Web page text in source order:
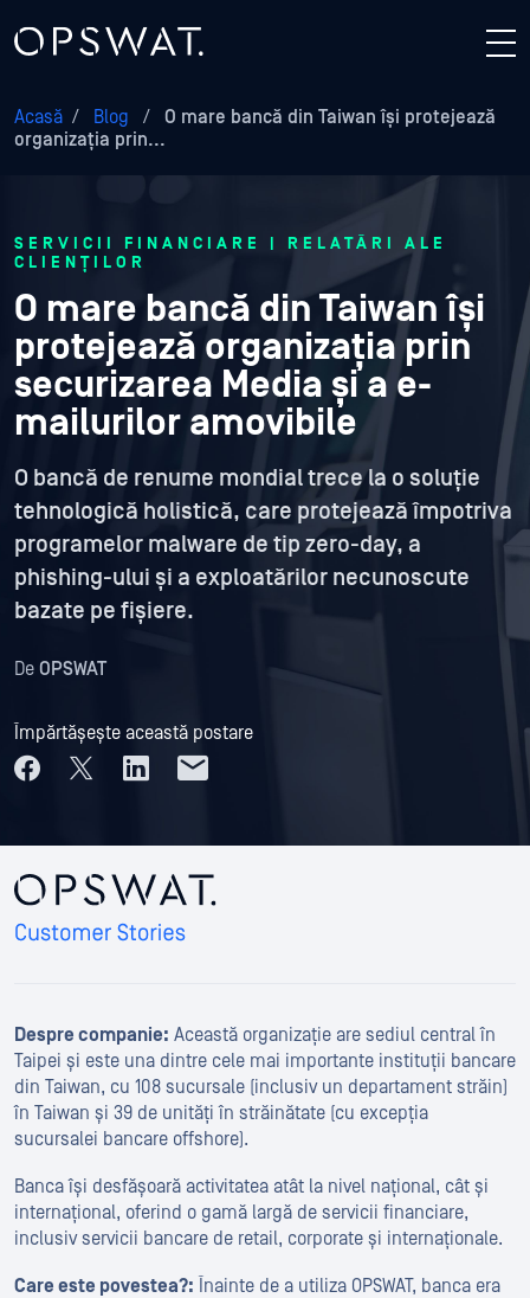
Acasă / Blog /
O mare bancă din Taiwan își protejează
organizația prin...
SERVICII FINANCIARE | RELATĂRI ALE
CLIENȚILOR
O mare bancă din Taiwan își
protejează organizația prin
securizarea Media și a e-
mailurilor amovibile
O bancă de renume mondial trece la o soluție
tehnologică holistică, care protejează împotriva
programelor malware de tip zero-day, a
phishing-ului și a exploatărilor necunoscute
bazate pe fișiere.
De OPSWAT
Împărtășește această postare
Despre companie: Această organizație are sediul central în
Taipei și este una dintre cele mai importante instituții bancare
din Taiwan, cu 108 sucursale (inclusiv un departament străin)
în Taiwan și 39 de unități în străinătate (cu excepția
sucursalei bancare offshore).
Banca își desfășoară activitatea atât la nivel național, cât și
internațional, oferind o gamă largă de servicii financiare,
inclusiv servicii bancare de retail, corporate și internaționale.
Care este povestea?: Înainte de a utiliza OPSWAT, banca era